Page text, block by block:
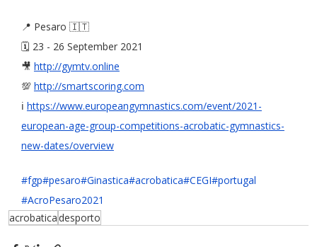
📍 Pesaro 🇮🇹
🗓️ 23 - 26 September 2021
🎥 http://gymtv.online
💯 http://smartscoring.com
ℹ️ https://www.europeangymnastics.com/event/2021-
european-age-group-competitions-acrobatic-gymnastics-
new-dates/overview
#fgp#pesaro#Ginastica#acrobatica#CEGI#portugal
#AcroPesaro2021
acrobaticadesporto